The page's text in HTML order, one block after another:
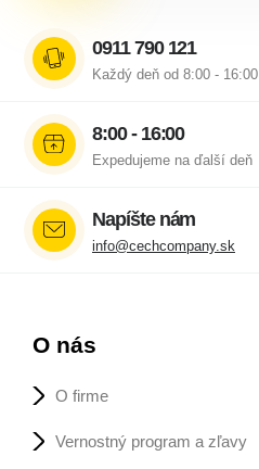
0911 790 121
Každý deň od 8:00 - 16:00
8:00 - 16:00
Expedujeme na ďalší deň
Napíšte nám
info@cechcompany.sk
O nás
O firme
Vernostný program a zľavy